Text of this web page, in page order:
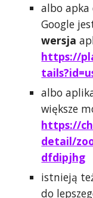
albo apka
Google
wersja
https://
albo
większe
https://
detail/
dfdipjhg
istnieją
do